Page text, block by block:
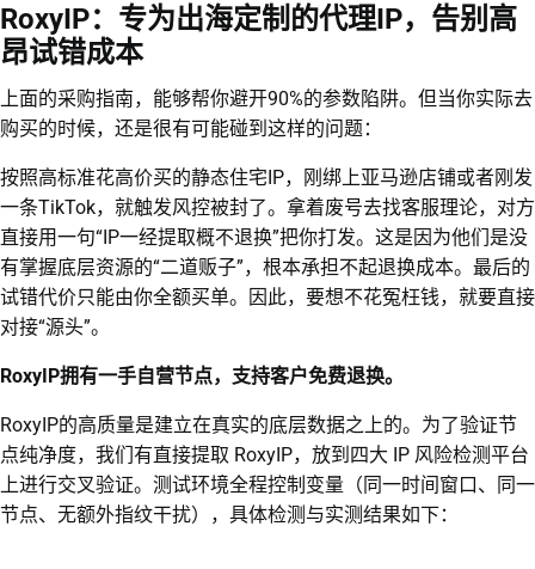
RoxyIP：专为出海定制的代理IP，告别高
昂试错成本
上面的采购指南，能够帮你避开90%的参数陷阱。但当你实际去
购买的时候，还是很有可能碰到这样的问题：
按照高标准花高价买的静态住宅IP，刚绑上亚马逊店铺或者刚发
一条TikTok，就触发风控被封了。拿着废号去找客服理论，对方
直接用一句“IP一经提取概不退换”把你打发。这是因为他们是没
有掌握底层资源的“二道贩子”，根本承担不起退换成本。最后的
试错代价只能由你全额买单。因此，要想不花冤枉钱，就要直接
对接“源头”。
RoxyIP拥有一手自营节点，支持客户免费退换。
RoxyIP的高质量是建立在真实的底层数据之上的。为了验证节
点纯净度，我们有直接提取 RoxyIP，放到四大 IP 风险检测平台
上进行交叉验证。测试环境全程控制变量（同一时间窗口、同一
节点、无额外指纹干扰），具体检测与实测结果如下：